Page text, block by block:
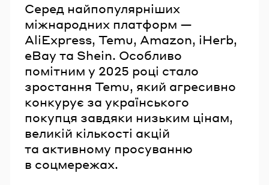
Серед найпопулярніших
міжнародних платформ —
AliExpress, Temu, Amazon, iHerb,
eBay та Shein. Особливо
помітним у 2025 році стало
зростання Temu, який агресивно
конкурує за українського
покупця завдяки низьким цінам,
великій кількості акцій
та активному просуванню
в соцмережах.